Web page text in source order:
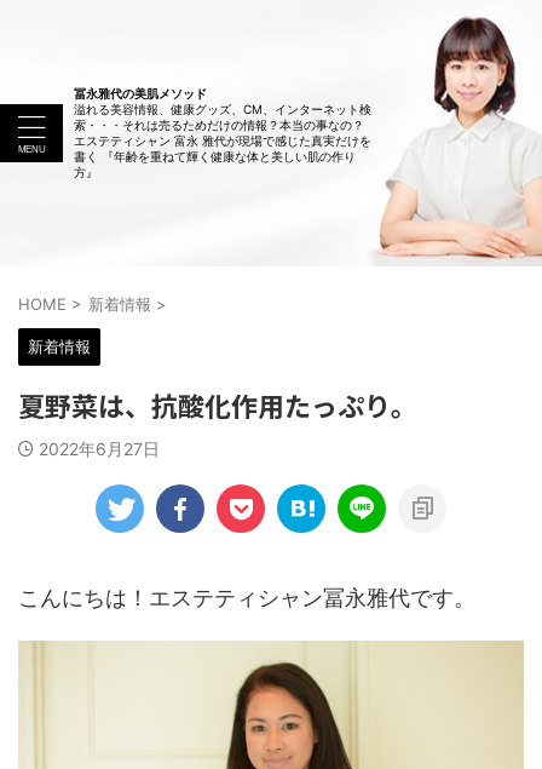
冨永雅代の美肌メソッド
溢れる美容情報、健康グッズ、CM、インターネット検
索・・・それは売るためだけの情報？本当の事なの？
エステティシャン 富永 雅代が現場で感じた真実だけを
書く 『年齢を重ねて輝く健康な体と美しい肌の作り
方』
HOME > 新着情報 >
新着情報
夏野菜は、抗酸化作用たっぷり。
2022年6月27日
こんにちは！エステティシャン冨永雅代です。